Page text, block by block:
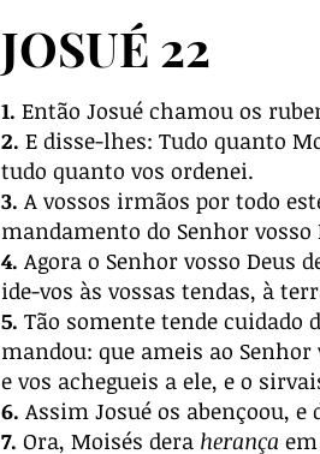
JOSUÉ 22
1. Então Josué chamou os
2. E disse-lhes: Tudo quanto
tudo quanto vos ordenei.
3. A vossos irmãos por todo
mandamento do Senhor vosso
4. Agora o Senhor vosso Deus
ide-vos às vossas tendas, à
5. Tão somente tende cuidado
mandou: que ameis ao
e vos achegueis a ele, e o
6. Assim Josué os abençoou,
7. Ora, Moisés dera herança